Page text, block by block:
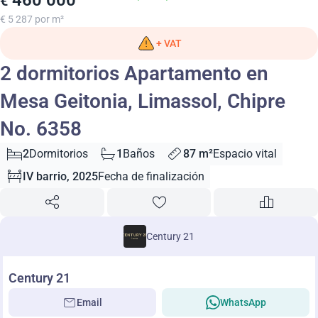
€ 5 287 por m²
+ VAT
2 dormitorios Apartamento en
Mesa Geitonia, Limassol, Chipre
No. 6358
2Dormitorios 1 Baños 87 m²Espacio vital
IV barrio, 2025Fecha de finalización
Century 21
Century 21
Email WhatsApp